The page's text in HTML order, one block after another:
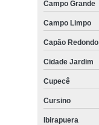
Campo Grande
Campo Limpo
Capão Redondo
Cidade Jardim
Cupecê
Cursino
Ibirapuera